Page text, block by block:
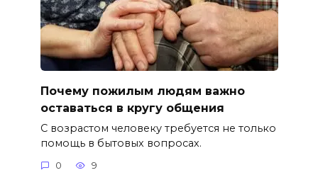
Почему пожилым людям важно
оставаться в кругу общения
С возрастом человеку требуется не только
помощь в бытовых вопросах.
0 9